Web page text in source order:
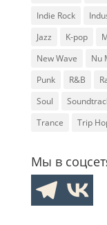
Indie Rock
Jazz
K-pop
New Wave
Nu
Punk
R&B
Soul
Trance
Trip
Мы в